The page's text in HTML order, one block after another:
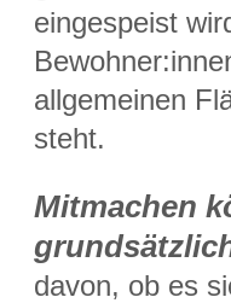
eingespeist
allgemeinen
steht.
Mitmachen
davon, ob es